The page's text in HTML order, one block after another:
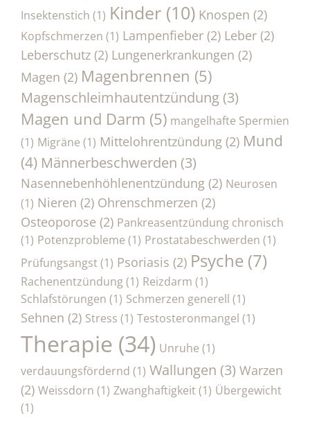
Insektenstich (1) Kinder (10) Knospen (2)
Kopfschmerzen (1) Lampenfieber (2) Leber (2)
Leberschutz (2) Lungenerkrankungen (2)
Magen (2) Magenbrennen (5)
Magenschleimhautentzündung (3)
Magen und Darm (5) mangelhafte Spermien
(1) Migräne (1) Mittelohrentzündung (2) Mund
(4) Männerbeschwerden (3)
Nasennebenhöhlenentzündung (2) Neurosen
(1) Nieren (2) Ohrenschmerzen (2)
Osteoporose (2) Pankreasentzündung chronisch
(1) Potenzprobleme (1) Prostatabeschwerden (1)
Prüfungsangst(1) Psoriasis (2) Psyche (7)
Rachenentzündung(1) Reizdarm (1)
Schlafstörungen (1) Schmerzen generell (1)
Sehnen (2) Stress (1) Testosteronmangel (1)
Therapie (34) Unruhe (1)
verdauungsfördernd (1) Wallungen (3) Warzen
(2) Weissdorn (1) Zwanghaftigkeit(1) Übergewicht
(1)